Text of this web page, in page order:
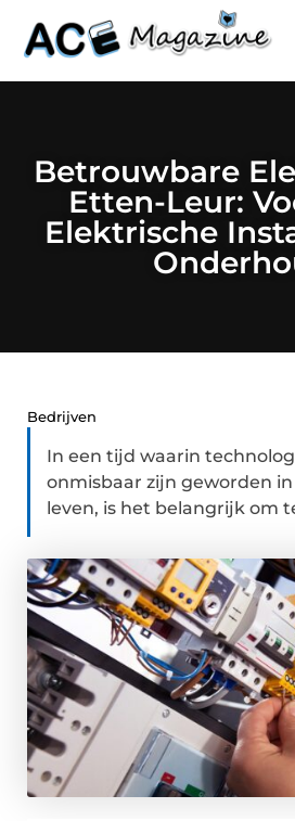
Betrouwbare
Etten-Leur:
Elektrische
Bedrijven
In een tijd waarin
onmisbaar zijn geworden
leven, is het belangrijk om